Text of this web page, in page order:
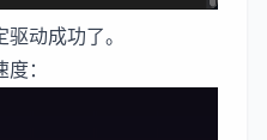
动成功了。
：